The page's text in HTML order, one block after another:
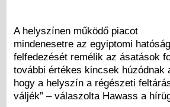
A helyszínen működő piacot
mindenesetre az egyiptomi
felfedezését remélik az ásatások
további értékes kincsek
hogy a helyszín a régészeti
váljék” – válaszolta Hawass a